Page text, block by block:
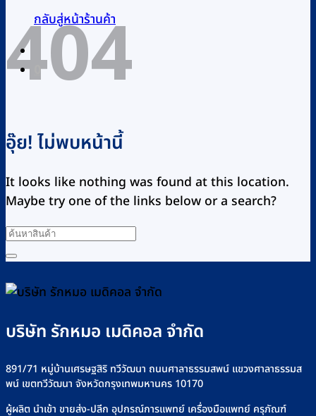
กลับสู่หน้าร้านค้า
404
อุ๊ย! ไม่พบหน้านี้
It looks like nothing was found at this location.
Maybe try one of the links below or a search?
บริษัท รักหมอ เมดิคอล จำกัด
891/71 หมู่บ้านเศรษฐสิริ ทวีวัฒนา ถนนศาลาธรรมสพน์ แขวงศาลาธรรมส
พน์ เขตทวีวัฒนา จังหวัดกรุงเทพมหานคร 10170
ผู้ผลิต นำเข้า ขายส่ง-ปลีก อุปกรณ์การแพทย์ เครื่องมือแพทย์ ครุภัณฑ์